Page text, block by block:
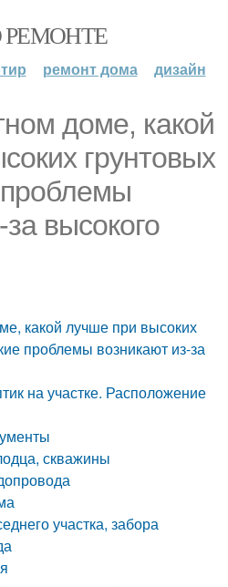
РЕМОНТЕ
ремонт дома дизайн
доме, какой
грунтовых
высокого
какой лучше при высоких
проблемы возникают из-за
на участке. Расположение
скважины
участка, забора